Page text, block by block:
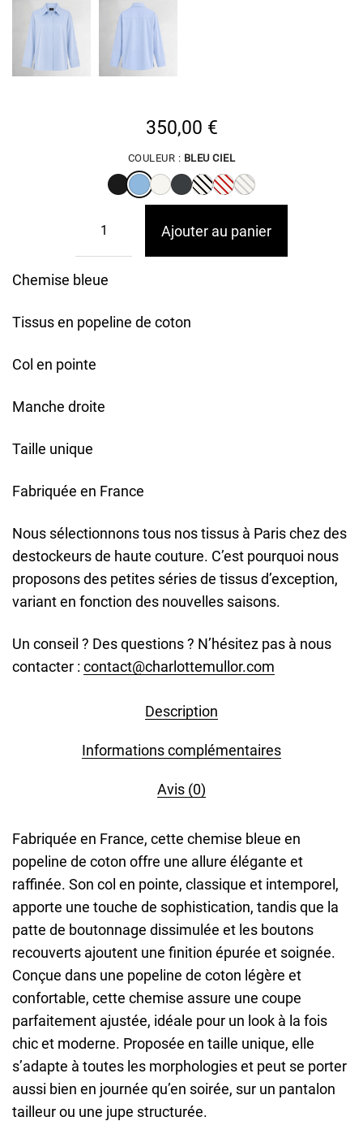
350,00 €
Chemise bleue
Tissus en popeline de coton
Col en pointe
Manche droite
Taille unique
Fabriquée en France
Nous sélectionnons tous nos tissus à Paris chez des
destockeurs de haute couture. C’est pourquoi nous
proposons des petites séries de tissus d’exception,
variant en fonction des nouvelles saisons.
Un conseil ? Des questions ? N’hésitez pas à nous
contacter : contact@charlottemullor.com
COULEUR : BLEU CIEL
Ajouter au panier
Description
Informations complémentaires
Avis (0)
Fabriquée en France, cette chemise bleue en
popeline de coton offre une allure élégante et
raffinée. Son col en pointe, classique et intemporel,
apporte une touche de sophistication, tandis que la
patte de boutonnage dissimulée et les boutons
recouverts ajoutent une finition épurée et soignée.
Conçue dans une popeline de coton légère et
confortable, cette chemise assure une coupe
parfaitement ajustée, idéale pour un look à la fois
chic et moderne. Proposée en taille unique, elle
s’adapte à toutes les morphologies et peut se porter
aussi bien en journée qu’en soirée, sur un pantalon
tailleur ou une jupe structurée.